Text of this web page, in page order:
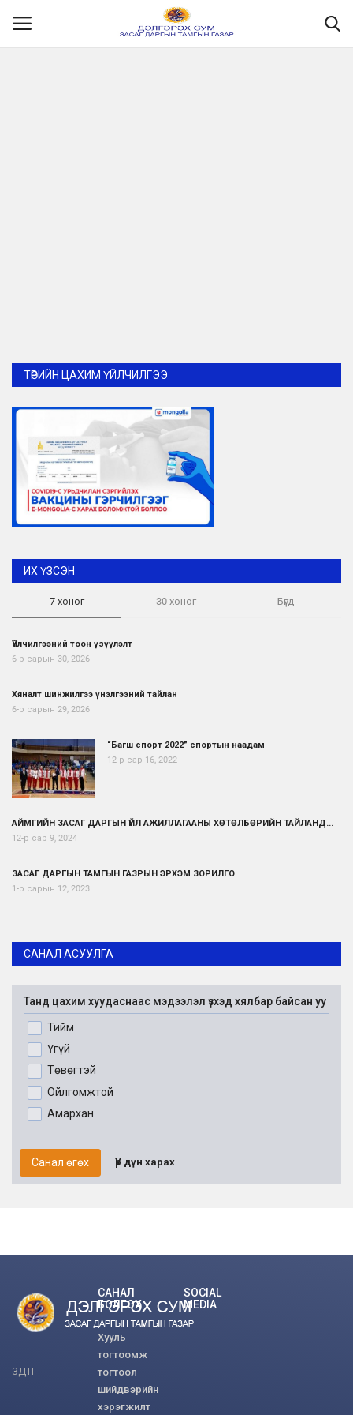
ТӨРИЙН ЦАХИМ ҮЙЛЧИЛГЭЭ
ИХ ҮЗСЭН
7 хоног 30 хоног Бүгд
Үйлчилгээний тоон үзүүлэлт
6-р сарын 30, 2026
Хяналт шинжилгээ үнэлгээний тайлан
6-р сарын 29, 2026
“Багш спорт 2022” спортын наадам
12-р сар 16, 2022
АЙМГИЙН ЗАСАГ ДАРГЫН ҮЙЛ АЖИЛЛАГААНЫ ХӨТӨЛБӨРИЙН ТАЙЛАНД...
12-р сар 9, 2024
ЗАСАГ ДАРГЫН ТАМГЫН ГАЗРЫН ЭРХЭМ ЗОРИЛГО
1-р сарын 12, 2023
САНАЛ АСУУЛГА
Танд цахим хуудаснаас мэдээлэл үзхэд хялбар байсан уу
Тийм
Үгүй
Төвөгтэй
Ойлгомжтой
Амархан
Санал өгөх Үр дүн харах
ЗДТГ
САНАЛ
БОЛГОХ
Хууль
тогтоомж
тогтоол
шийдвэрийн
хэрэгжилт
SOCIAL
MEDIA